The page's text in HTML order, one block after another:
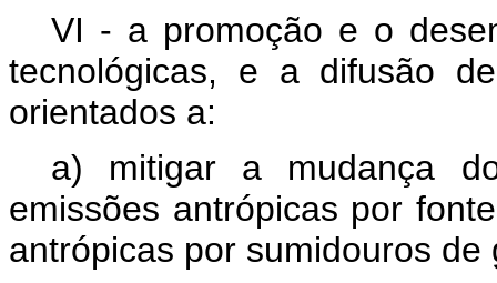
VI - a promoção e o
tecnológicas, e a difusão
orientados a:
a) mitigar a mudança
emissões antrópicas por
antrópicas por sumidouros